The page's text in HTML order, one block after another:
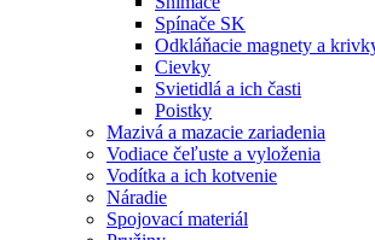
Spínače SK
Odkláňacie magnety a
Cievky
Svietidlá a ich časti
Poistky
Mazivá a mazacie zariadenia
Vodiace čeľuste a vyloženia
Vodítka a ich kotvenie
Náradie
Spojovací materiál